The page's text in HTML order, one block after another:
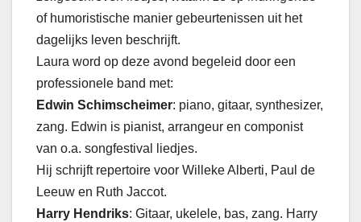
of humoristische manier gebeurtenissen uit het
dagelijks leven beschrijft.
Laura word op deze avond begeleid door een
professionele band met:
Edwin Schimscheimer: piano, gitaar, synthesizer,
zang. Edwin is pianist, arrangeur en componist
van o.a. songfestival liedjes.
Hij schrijft repertoire voor Willeke Alberti, Paul de
Leeuw en Ruth Jaccot.
Harry Hendriks: Gitaar, ukelele, bas, zang. Harry